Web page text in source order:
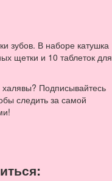
зубов. В наборе катушка
щетки и 10 таблеток для
халявы? Подписывайтесь
следить за самой